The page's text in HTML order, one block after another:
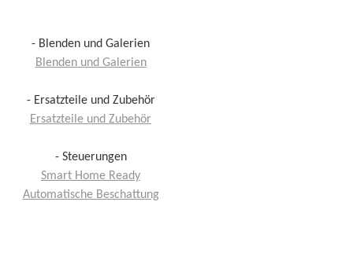
- Blenden und Galerien
Blenden und Galerien
- Ersatzteile und Zubehör
Ersatzteile und Zubehör
- Steuerungen
Smart Home Ready
Automatische Beschattung